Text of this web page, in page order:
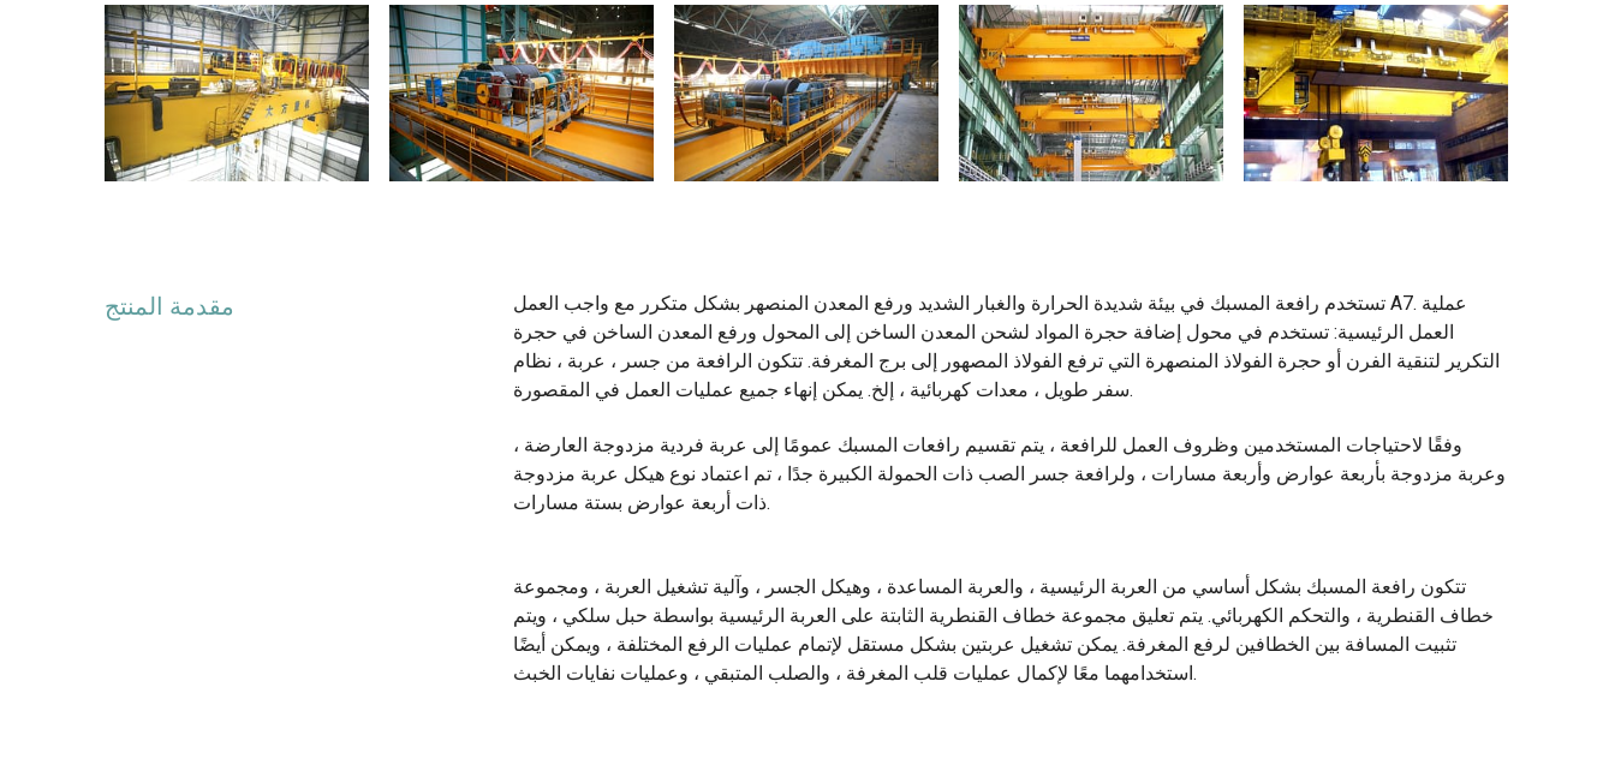
مقدمة المنتج
تستخدم رافعة المسبك في بيئة شديدة الحرارة والغبار الشديد ورفع المعدن المنصهر بشكل متكرر مع واجب العمل A7. عملية
العمل الرئيسية: تستخدم في محول إضافة حجرة المواد لشحن المعدن الساخن إلى المحول ورفع المعدن الساخن في حجرة
التكرير لتنقية الفرن أو حجرة الفولاذ المنصهرة التي ترفع الفولاذ المصهور إلى برج المغرفة. تتكون الرافعة من جسر ، عربة ، نظام
سفر طويل ، معدات كهربائية ، إلخ. يمكن إنهاء جميع عمليات العمل في المقصورة.
وفقًا لاحتياجات المستخدمين وظروف العمل للرافعة ، يتم تقسيم رافعات المسبك عمومًا إلى عربة فردية مزدوجة العارضة ،
وعربة مزدوجة بأربعة عوارض وأربعة مسارات ، ولرافعة جسر الصب ذات الحمولة الكبيرة جدًا ، تم اعتماد نوع هيكل عربة مزدوجة
ذات أربعة عوارض بستة مسارات.
تتكون رافعة المسبك بشكل أساسي من العربة الرئيسية ، والعربة المساعدة ، وهيكل الجسر ، وآلية تشغيل العربة ، ومجموعة
خطاف القنطرية ، والتحكم الكهربائي. يتم تعليق مجموعة خطاف القنطرية الثابتة على العربة الرئيسية بواسطة حبل سلكي ، ويتم
تثبيت المسافة بين الخطافين لرفع المغرفة. يمكن تشغيل عربتين بشكل مستقل لإتمام عمليات الرفع المختلفة ، ويمكن أيضًا
استخدامهما معًا لإكمال عمليات قلب المغرفة ، والصلب المتبقي ، وعمليات نفايات الخبث.